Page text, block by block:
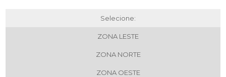
Selecione:
ZONA LESTE
ZONA NORTE
ZONA OESTE